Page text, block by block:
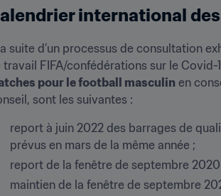
international
suite d’un processus de consultation
travail FIFA/confédérations sur le Covid-
pour le football masculin en
sont les suivantes :
report à juin 2022 des barrages de
prévus en mars de la même année ;
report de la fenêtre de septembre 2020
maintien de la fenêtre de septembre